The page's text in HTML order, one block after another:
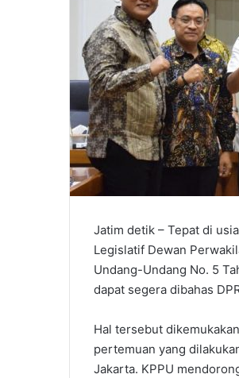
Jatim detik – Tepat di
Legislatif Dewan
Undang-Undang No. 5
dapat segera dibahas
Hal tersebut
pertemuan yang
Jakarta. KPPU